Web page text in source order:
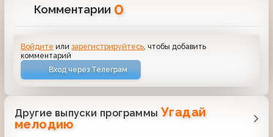
Комментарии 0
Войдите илизарегистрируйтесь , чтобы добавить
комментарий
Вход через Телеграм
Другие выпуски программы Угадай
мелодию